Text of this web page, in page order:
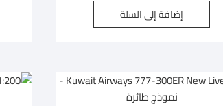
إضافة إلى السلة